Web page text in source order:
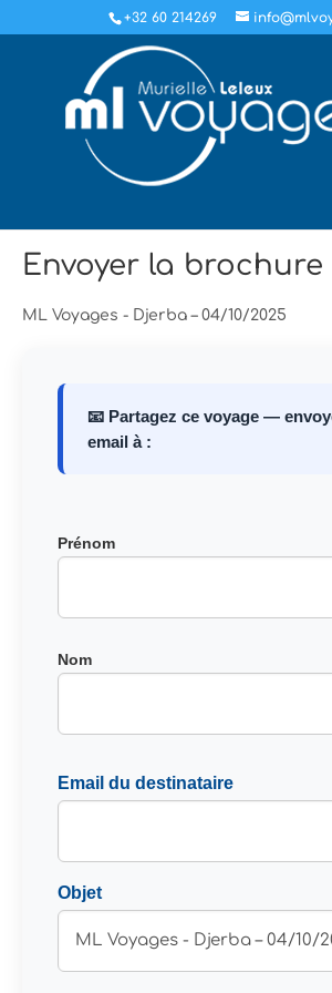
+32 60 214269
Envoyer la brochure
ML Voyages - Djerba – 04/10/2025
📧 Partagez ce voyage —
email à :
les
Prénom
Nom
Email du destinataire
Objet